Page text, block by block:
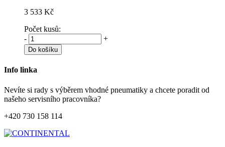
3 533 Kč
Počet kusů:
-
+
Do košíku
Info linka
Nevíte si rady s výběrem vhodné pneumatiky a chcete poradit od
našeho servisního pracovníka?
+420 730 158 114